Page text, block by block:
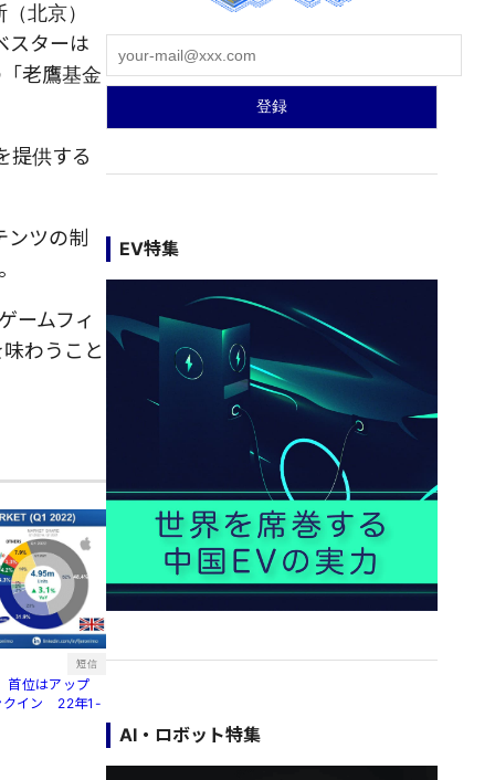
北京）
スターは
老鷹基金
提供する
ンツの制
ームフィ
わうこと
短信
首位はアップ
クイン 22年1-
EV特集
AI・ロボット特集